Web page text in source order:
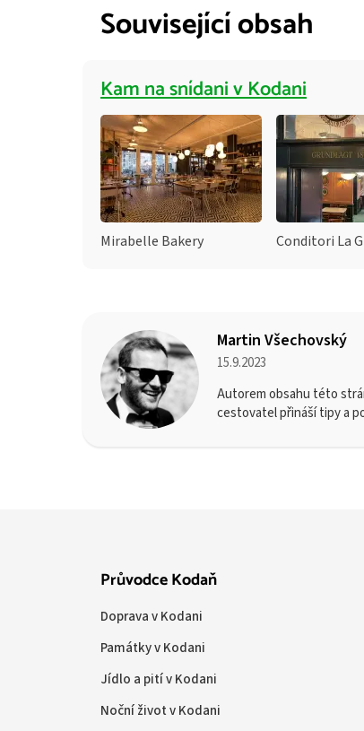
Související obsah
Kam na snídani v Kodani
Mirabelle Bakery Conditori La
Martin Všechovský
15.9.2023
Autorem obsahu této
cestovatel přináší tipy a
Průvodce Kodaň
Doprava v Kodani
Památky v Kodani
Jídlo a pití v Kodani
Noční život v Kodani